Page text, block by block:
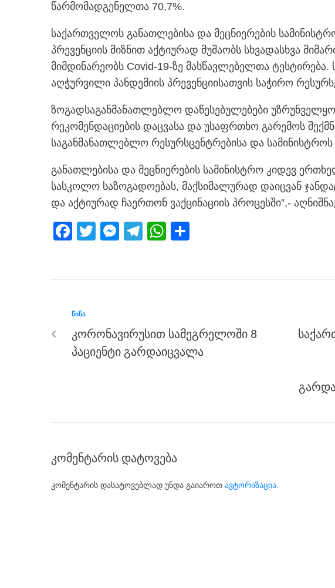
წარმომადგენელთა 70,7%.
საქართველოს განათლებისა და მეცნიერების
პრევენციის მიზნით აქტიურად მუშაობს სხვადასხვა
მიმდინარეობს Covid-19-ზე მასწავლებელთა
აღჭურვილი პანდემიის პრევენციისათვის საჭირო
ზოგადსაგანმანათლებლო დაწესებულებები
რეკომენდაციების დაცვასა და უსაფრთხო გარემოს
საგანმანათლებლო რესურსცენტრებისა და
განათლებისა და მეცნიერების სამინისტრო კიდევ
სასკოლო საზოგადოებას, მაქსიმალურად დაიცვან
და აქტიურად ჩაერთონ ვაქცინაციის პროცესში”,-
F
b
o
k
T
M
er
T
m
W
p
p
ᲬᲘᲜᲐ
კორონავირუსით სამეგრელოში 8
პაციენტი გარდაიცვალა
კომენტარის დატოვება
კომენტარის დასატოვებლად უნდა გაიაროთ ავტორიზაცია.